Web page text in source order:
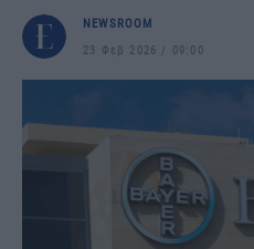
NEWSROOM
23 Φεβ 2026
09:00